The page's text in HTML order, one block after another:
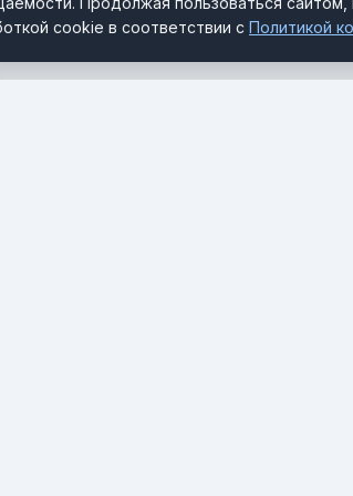
cookie в соответствии с Политикой